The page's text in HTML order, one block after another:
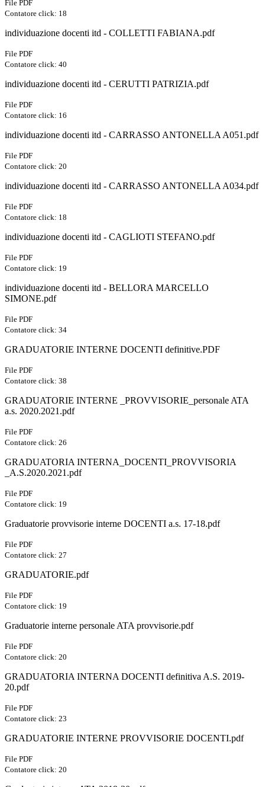
File PDF
Contatore click: 18
individuazione docenti itd - COLLETTI FABIANA.pdf
File PDF
Contatore click: 40
individuazione docenti itd - CERUTTI PATRIZIA.pdf
File PDF
Contatore click: 16
individuazione docenti itd - CARRASSO ANTONELLA A051.pdf
File PDF
Contatore click: 20
individuazione docenti itd - CARRASSO ANTONELLA A034.pdf
File PDF
Contatore click: 18
individuazione docenti itd - CAGLIOTI STEFANO.pdf
File PDF
Contatore click: 19
individuazione docenti itd - BELLORA MARCELLO
SIMONE.pdf
File PDF
Contatore click: 34
GRADUATORIE INTERNE DOCENTI definitive.PDF
File PDF
Contatore click: 38
GRADUATORIE INTERNE _PROVVISORIE_personale ATA
a.s. 2020.2021.pdf
File PDF
Contatore click: 26
GRADUATORIA INTERNA_DOCENTI_PROVVISORIA
_A.S.2020.2021.pdf
File PDF
Contatore click: 19
Graduatorie provvisorie interne DOCENTI a.s. 17-18.pdf
File PDF
Contatore click: 27
GRADUATORIE.pdf
File PDF
Contatore click: 19
Graduatorie interne personale ATA provvisorie.pdf
File PDF
Contatore click: 20
GRADUATORIA INTERNA DOCENTI definitiva A.S. 2019-
20.pdf
File PDF
Contatore click: 23
GRADUATORIE INTERNE PROVVISORIE DOCENTI.pdf
File PDF
Contatore click: 20